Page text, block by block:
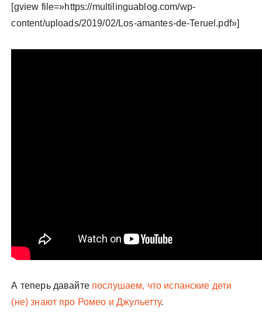
[gview file=»https://multilinguablog.com/wp-
content/uploads/2019/02/Los-amantes-de-Teruel.pdf»]
А теперь давайте послушаем, что испанские дети
(не) знают про Ромео и Джульетту.